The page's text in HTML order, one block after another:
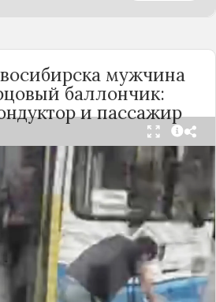
мужчина
баллончик:
и пассажир
в салоне автобуса маршрута
произошёл инцидент с
баллончика. Как
в
Telegram-канале
, неизвестный
вступил в перепалку
поссорился с другими
конфликта он достал
и распылил его в салоне.